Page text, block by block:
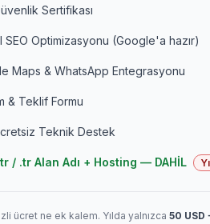
Sertifikası
SEO Optimizasyonu (Google'a hazır)
Maps & WhatsApp Entegrasyonu
& Teklif Formu
Teknik Destek
/ .tr Alan Adı + Hosting — DAHİL
ücret ne ek kalem. Yılda yalnızca 50 USD